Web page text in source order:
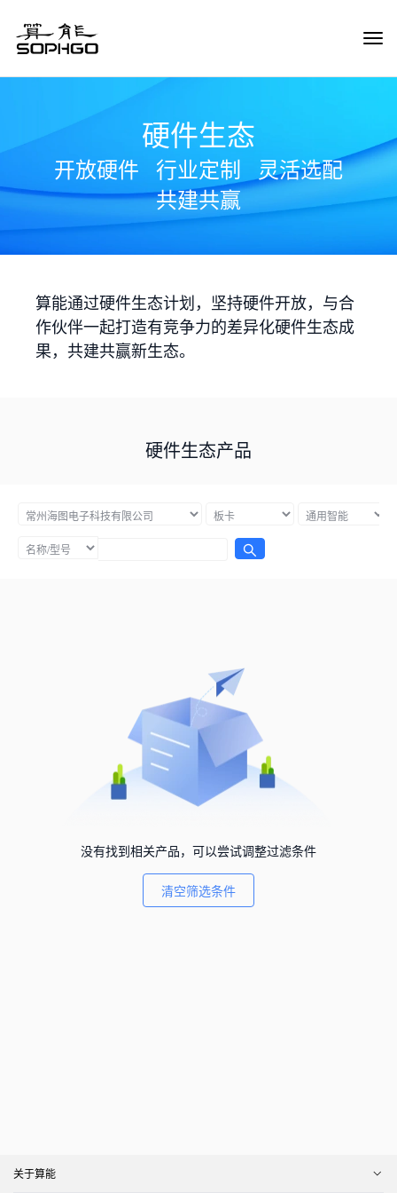
硬件生态
开放硬件 行业定制
灵活选配
共建共赢
算能通过硬件生态计划，坚持硬件开放，与合
作伙伴一起打造有竞争力的差异化硬件生态成
果，共建共赢新生态。
硬件生态产品
没有找到相关产品，可以尝试调整过滤条件
清空筛选条件
关于算能